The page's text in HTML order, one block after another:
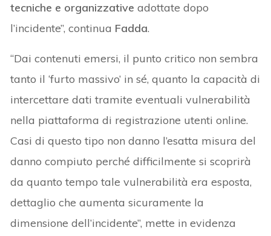
tecniche e organizzative adottate dopo
l’incidente”, continua Fadda.
“Dai contenuti emersi, il punto critico non sembra
tanto il ‘furto massivo’ in sé, quanto la capacità di
intercettare dati tramite eventuali vulnerabilità
nella piattaforma di registrazione utenti online.
Casi di questo tipo non danno l’esatta misura del
danno compiuto perché difficilmente si scoprirà
da quanto tempo tale vulnerabilità era esposta,
dettaglio che aumenta sicuramente la
dimensione dell’incidente”, mette in evidenza